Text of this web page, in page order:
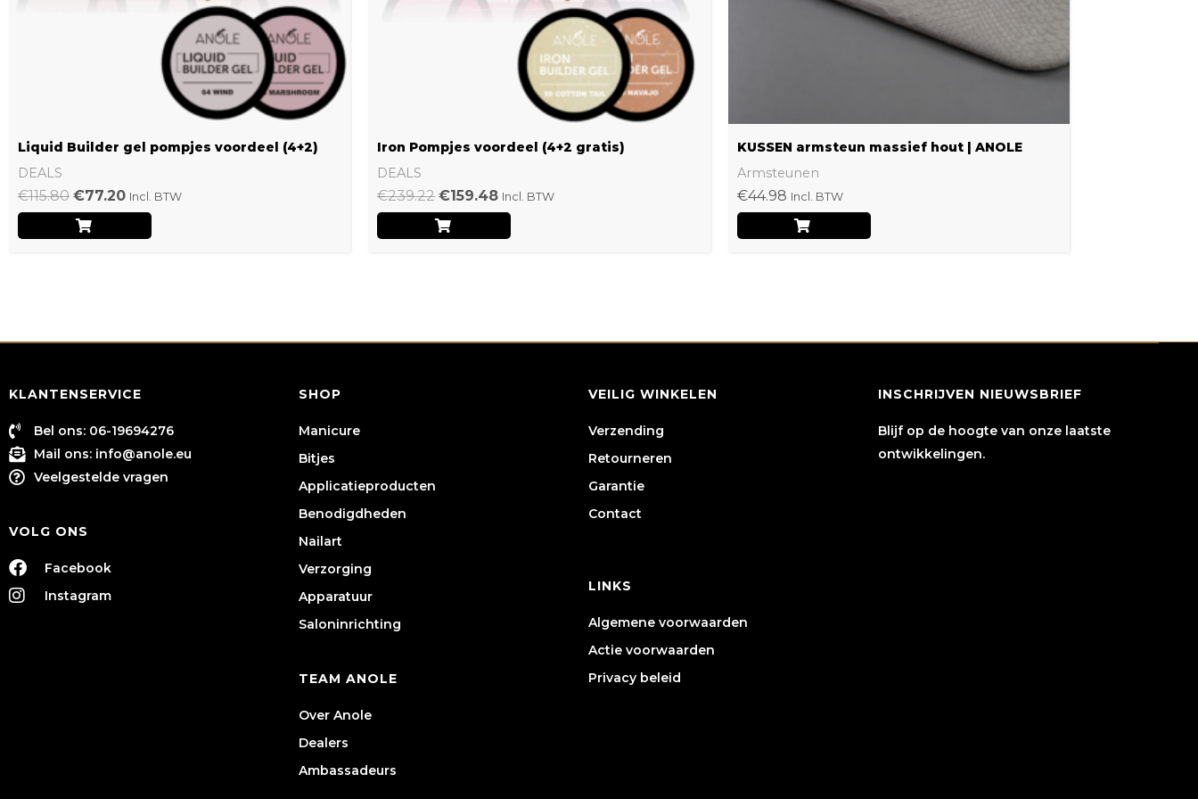
Liquid Builder gel pompjes voordeel (4+2)
DEALS
€115.80 €77.20 Incl. BTW
Iron Pompjes voordeel (4+2 gratis)
DEALS
€239.22 €159.48 Incl. BTW
KUSSEN armsteun massief hout | ANOLE
Armsteunen
€44.98 Incl. BTW
gekozen
worden
productpagina
KLANTENSERVICE
Bel ons: 06-19694276
Mail ons: info@anole.eu
Veelgestelde vragen
VOLG ONS
Facebook
Instagram
SHOP
Manicure
Bitjes
Applicatieproducten
Benodigdheden
Nailart
Verzorging
Apparatuur
Saloninrichting
TEAM ANOLE
Over Anole
Dealers
Ambassadeurs
VEILIG WINKELEN
Verzending
Retourneren
Garantie
Contact
LINKS
Algemene voorwaarden
Actie voorwaarden
Privacy beleid
INSCHRIJVEN NIEUWSBRIEF
Blijf op de hoogte van onze laatste
ontwikkelingen.